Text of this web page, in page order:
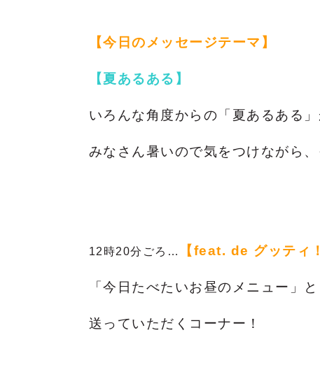
【今日のメッセージテーマ】
【夏あるある 】
いろんな角度からの「夏あるある」
みなさん暑いので気をつけながら
12時20分ごろ… 【feat. de グッティ
「今日たべたいお昼のメニュー」と
送っていただくコーナー！